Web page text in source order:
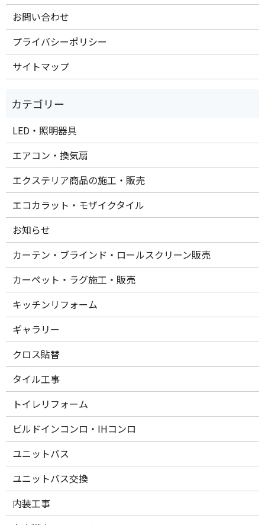
お問い合わせ
プライバシーポリシー
サイトマップ
LED・照明器具
エアコン・換気扇
エクステリア商品の施工・販売
エコカラット・モザイクタイル
お知らせ
カーテン・ブラインド・ロールスクリーン販売
カーペット・ラグ施工・販売
キッチンリフォーム
ギャラリー
クロス貼替
タイル工事
トイレリフォーム
ビルドインコンロ・IHコンロ
ユニットバス
ユニットバス交換
内装工事